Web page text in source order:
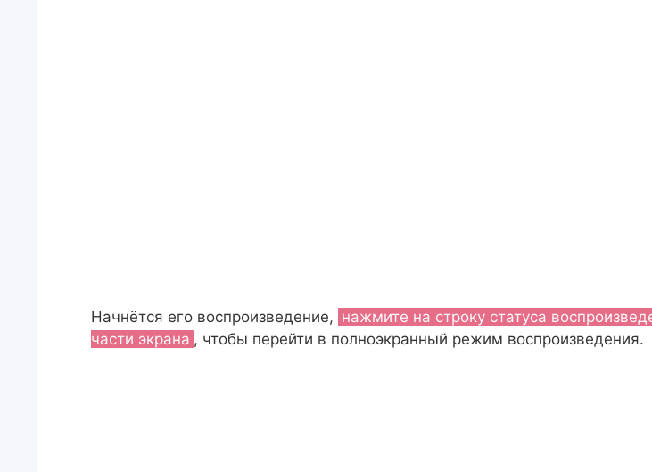
Начнётся его воспроизведение, нажмите на строку статуса
части экрана , чтобы перейти в полноэкранный режим воспроизведения.